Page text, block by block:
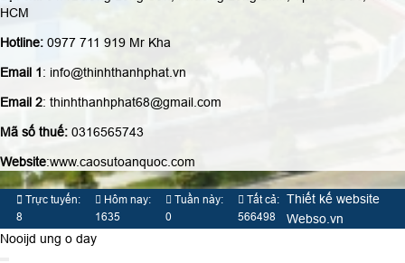
HCM
Hotline: 0977 711 919 Mr Kha
Email 1: info@thinhthanhphat.vn
Email 2: thinhthanhphat68@gmail.com
Mã số thuế: 0316565743
Website:www.caosutoanquoc.com
Trực tuyến:
8
Hôm nay:
1635
Tuần này:
0
Tất cả:
566498
Thiết kế website
Webso.vn
Nooijd ung o day